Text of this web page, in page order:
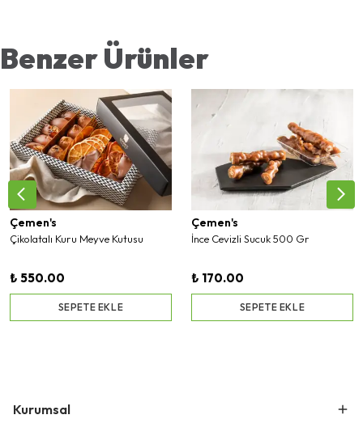
Benzer Ürünler
Çemen's
Çikolatalı Kuru Meyve Kutusu
₺ 550.00
SEPETE EKLE
Çemen's
İnce Cevizli Sucuk 500 Gr
₺ 170.00
SEPETE EKLE
Kurumsal